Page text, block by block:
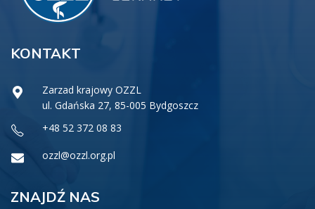
KONTAKT
Zarzad krajowy OZZL
ul. Gdańska 27, 85-005 Bydgoszcz
+48 52 372 08 83
ozzl@ozzl.org.pl
ZNAJDŹ NAS